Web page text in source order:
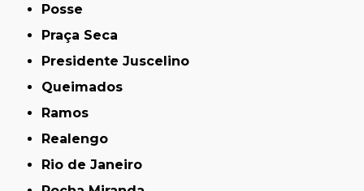
Posse
Praça Seca
Presidente Juscelino
Queimados
Ramos
Realengo
Rio de Janeiro